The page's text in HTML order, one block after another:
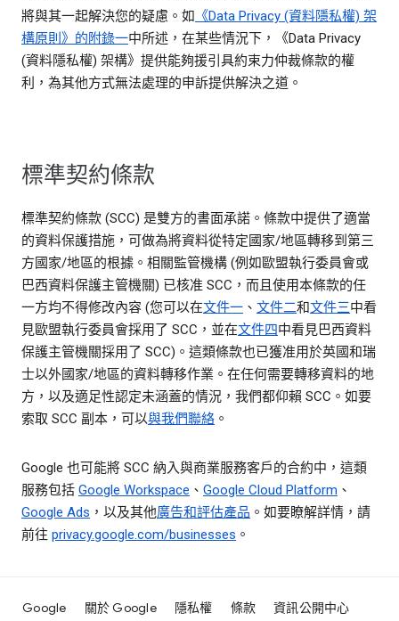
將與其一起解決您的疑慮。如 《Data Privacy (資料隱私權) 架
構原則》的附錄一中所述，在某些情況下，《Data Privacy
(資料隱私權) 架構》提供能夠援引具約束力仲裁條款的權
利，為其他方式無法處理的申訴提供解決之道。
標準契約條款
標準契約條款 (SCC) 是雙方的書面承諾。條款中提供了適當
的資料保護措施，可做為將資料從特定國家/地區轉移到第三
方國家/地區的根據。相關監管機構 (例如歐盟執行委員會或
巴西資料保護主管機關) 已核准 SCC，而且使用本條款的任
一方均不得修改內容 (您可以在文件一 、 文件二和文件三中看
見歐盟執行委員會採用了 SCC，並在文件四中看見巴西資料
保護主管機關採用了 SCC)。這類條款也已獲准用於英國和瑞
士以外國家/地區的資料轉移作業。在任何需要轉移資料的地
方，以及適足性認定未涵蓋的情況，我們都仰賴 SCC。如要
索取 SCC 副本，可以與我們聯絡 。
Google 也可能將 SCC 納入與商業服務客戶的合約中，這類
服務包括 Google Workspace 、 Google Cloud Platform 、
Google Ads ，以及其他廣告和評估產品 。如要瞭解詳情，請
前往 privacy.google.com/businesses 。
Google 關於 Google 隱私權 條款 資訊公開中心